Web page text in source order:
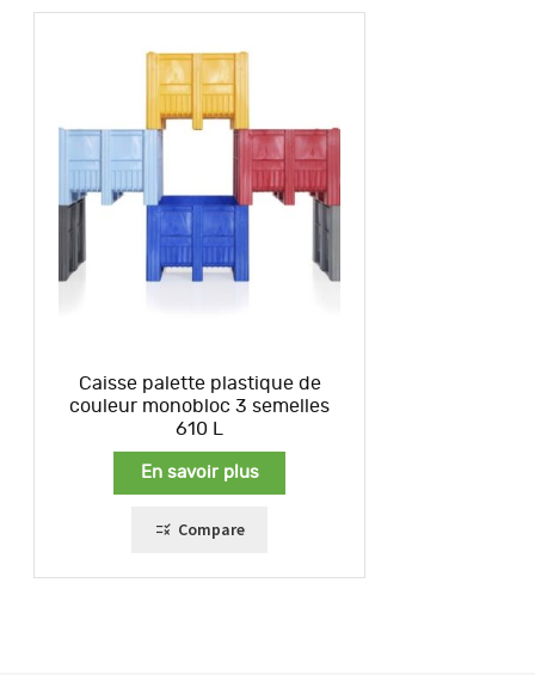
Caisse palette plastique de
couleur monobloc 3 semelles
610 L
En savoir plus
Compare